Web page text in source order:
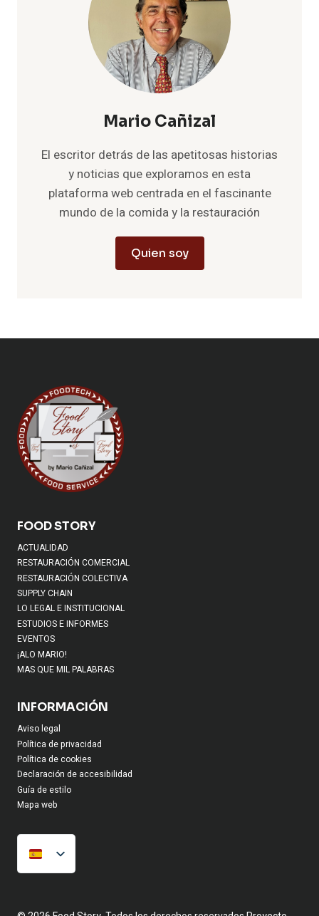
Mario Cañizal
El escritor detrás de las apetitosas historias
y noticias que exploramos en esta
plataforma web centrada en el fascinante
mundo de la comida y la restauración
Quien soy
FOOD STORY
ACTUALIDAD
RESTAURACIÓN COMERCIAL
RESTAURACIÓN COLECTIVA
SUPPLY CHAIN
LO LEGAL E INSTITUCIONAL
ESTUDIOS E INFORMES
EVENTOS
¡ALO MARIO!
MAS QUE MIL PALABRAS
INFORMACIÓN
Aviso legal
Política de privacidad
Política de cookies
Declaración de accesibilidad
Guía de estilo
Mapa web